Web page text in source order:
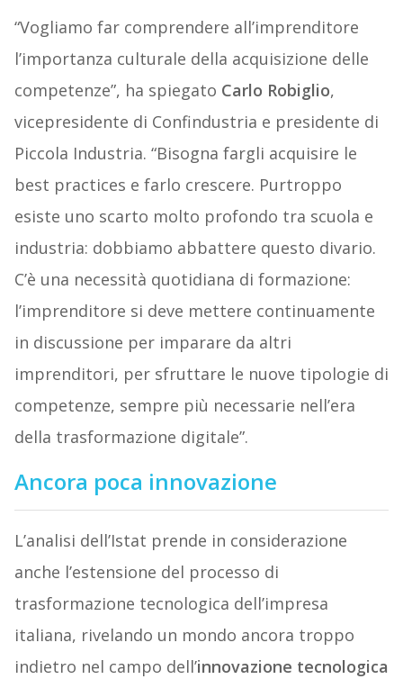
“Vogliamo far comprendere all’imprenditore
l’importanza culturale della acquisizione delle
competenze”, ha spiegato Carlo Robiglio,
vicepresidente di Confindustria e presidente di
Piccola Industria. “Bisogna fargli acquisire le
best practices e farlo crescere. Purtroppo
esiste uno scarto molto profondo tra scuola e
industria: dobbiamo abbattere questo divario.
C’è una necessità quotidiana di formazione:
l’imprenditore si deve mettere continuamente
in discussione per imparare da altri
imprenditori, per sfruttare le nuove tipologie di
competenze, sempre più necessarie nell’era
della trasformazione digitale”.
Ancora poca innovazione
L’analisi dell’Istat prende in considerazione
anche l’estensione del processo di
trasformazione tecnologica dell’impresa
italiana, rivelando un mondo ancora troppo
indietro nel campo dell’innovazione tecnologica